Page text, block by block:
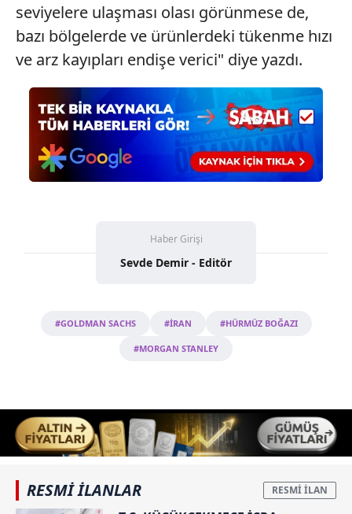
seviyelere ulaşması olası görünmese de,
bazı bölgelerde ve ürünlerdeki tükenme hızı
ve arz kayıpları endişe verici" diye yazdı.
Haber Girişi
Sevde Demir - Editör
#GOLDMAN SACHS #İRAN #HÜRMÜZ BOĞAZI
#MORGAN STANLEY
RESMİ İLANLAR